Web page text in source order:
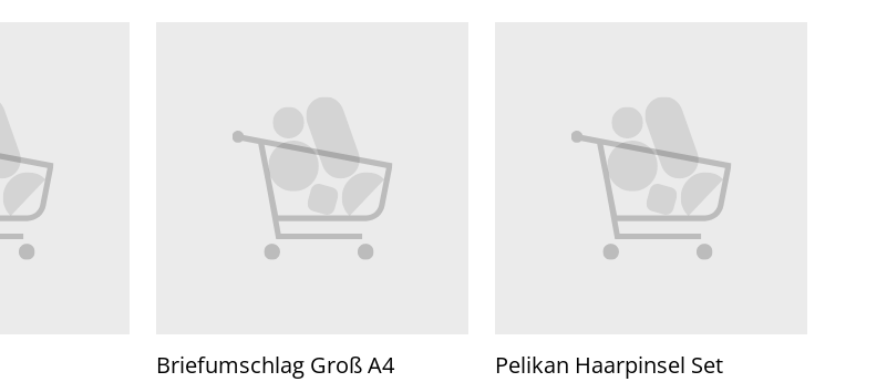
Briefumschlag Groß A4
Pelikan Haarpinsel Set